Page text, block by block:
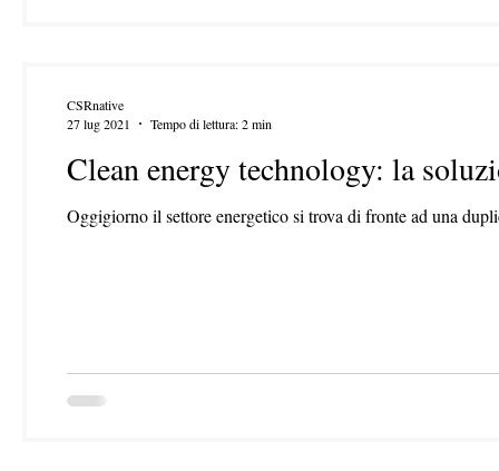
Clean energy technology: la
Oggigiorno il settore energetico si trova di fronte ad una
CSRnative
27 lug 2021
Tempo di lettura: 2 min